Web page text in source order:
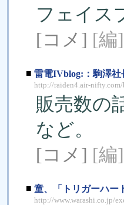
フェイス
[コメ] [編]
■ 雷電IVblog:：駒澤社
http://raiden4.air-
販売数の
など。
[コメ] [編]
■ 童、「トリガーハー
http://www.warashi.co.jp/